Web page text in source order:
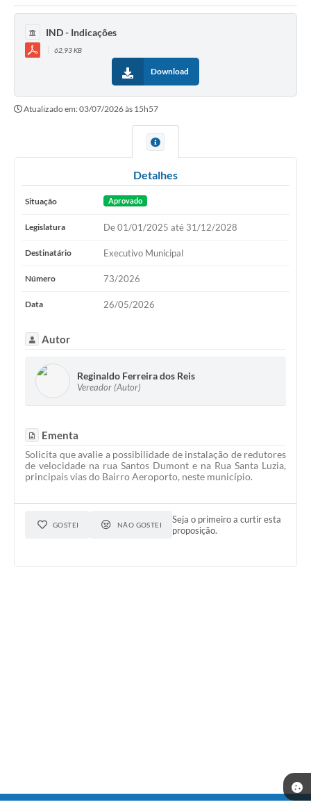
IND - Indicações
62,93 KB
Download
Atualizado em: 03/07/2026 às 15h57
Detalhes
Situação Aprovado
Legislatura De 01/01/2025 até 31/12/2028
Destinatário Executivo Municipal
Número 73/2026
Data 26/05/2026
Autor
Reginaldo Ferreira dos Reis
Vereador (Autor)
Ementa
Solicita que avalie a possibilidade de instalação de redutores
de velocidade na rua Santos Dumont e na Rua Santa Luzia,
principais vias do Bairro Aeroporto, neste município.
GOSTEI NÃO GOSTEI
Seja o primeiro a curtir esta
proposição.